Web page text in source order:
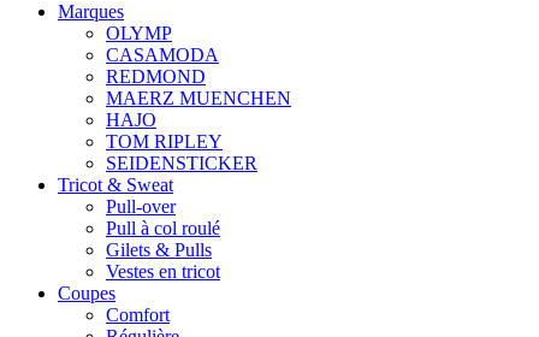
Marques
OLYMP
CASAMODA
REDMOND
MAERZ MUENCHEN
HAJO
TOM RIPLEY
SEIDENSTICKER
Tricot & Sweat
Pull-over
Pull à col roulé
Gilets & Pulls
Vestes en tricot
Coupes
Comfort